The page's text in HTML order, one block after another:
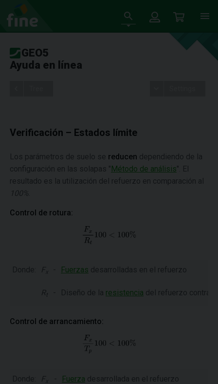
GEO5
Ayuda en línea
Verificación – Estados límite
Los parámetros de suelo se reducen dependiendo de la
configuración en las solapas "Método de análisis". El
resultado es la utilización del refuerzo en comparación al
100%
Control de rotura:
Donde: F x - Fuerzas desarrolladas en el refuerzo
R t - Diseño de la resistencia del refuerzo contra
Control de arrancamiento:
Donde: F x - Fuerza desarrollada en el refuerzo